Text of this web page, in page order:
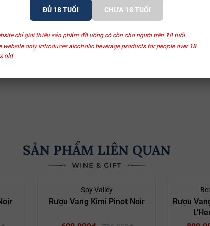
ĐỦ 18 TUỔI CHƯA 18 TUỔI
chỉ giới thiệu sản phẩm đồ uống có cồn cho người trên 18 tuổi.
website only introduces alcoholic beverage products for people over 18
old.
SẢN PHẨM LIÊN QUAN
Spy Valley
Rượu Vang Kimi Pinot Noir
Rượu